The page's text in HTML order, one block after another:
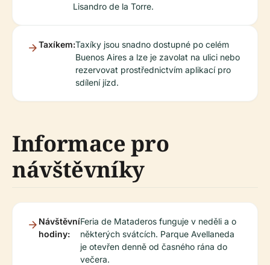
Lisandro de la Torre.
Taxíkem:Taxíky jsou snadno dostupné po celém
Buenos Aires a lze je zavolat na ulici nebo
rezervovat prostřednictvím aplikací pro
sdílení jízd.
Informace pro
návštěvníky
Návštěvní
hodiny:
Feria de Mataderos funguje v neděli a o
některých svátcích. Parque Avellaneda
je otevřen denně od časného rána do
večera.